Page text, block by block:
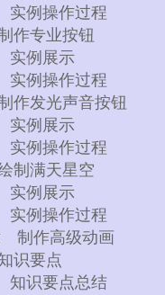
实例操作过程
作专业按钮
实例展示
实例操作过程
作发光声音按钮
实例展示
实例操作过程
制满天星空
实例展示
实例操作过程
制作高级动画
识要点
知识要点总结